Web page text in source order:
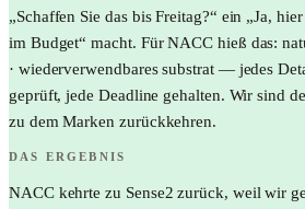
„Schaffen Sie das bis Freitag?“ ein „Ja,
im Budget“ macht. Für NACC hieß das:
· wiederverwendbares substrat — jedes
geprüft, jede Deadline gehalten. Wir sind
zu dem Marken zurückkehren.
DAS ERGEBNIS
NACC kehrte zu Sense2 zurück, weil wir